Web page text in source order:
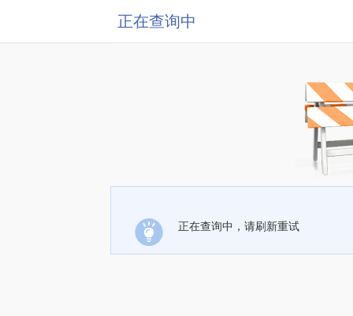
正在查询中
正在查询中，请刷新重试